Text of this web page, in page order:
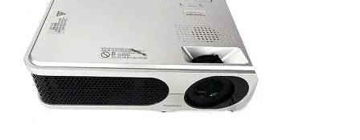
Butik
Super 8 and 16mm on demand
Kategorier